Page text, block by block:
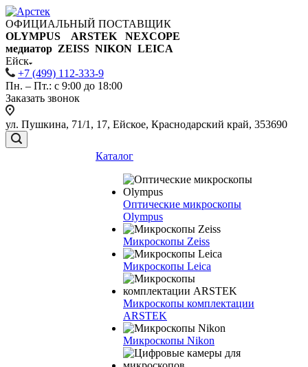
ОФИЦИАЛЬНЫЙ ПОСТАВЩИК
OLYMPUS ARSTEK NEXCOPE
медиатор ZEISS NIKON LEICA
Ейск
+7 (499) 112-333-9
Пн. – Пт.: с 9:00 до 18:00
Заказать звонок
ул. Пушкина, 71/1, 17, Ейское, Краснодарский край, 353690
Каталог
Оптические микроскопы
Olympus
Микроскопы Zeiss
Микроскопы Leica
Микроскопы комплектации
ARSTEK
Микроскопы Nikon